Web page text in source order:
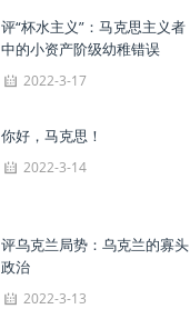
评“杯水主义”：马克思主义者
中的小资产阶级幼稚错误
2022-3-17
你好，马克思！
2022-3-14
评乌克兰局势：乌克兰的寡头
政治
2022-3-13